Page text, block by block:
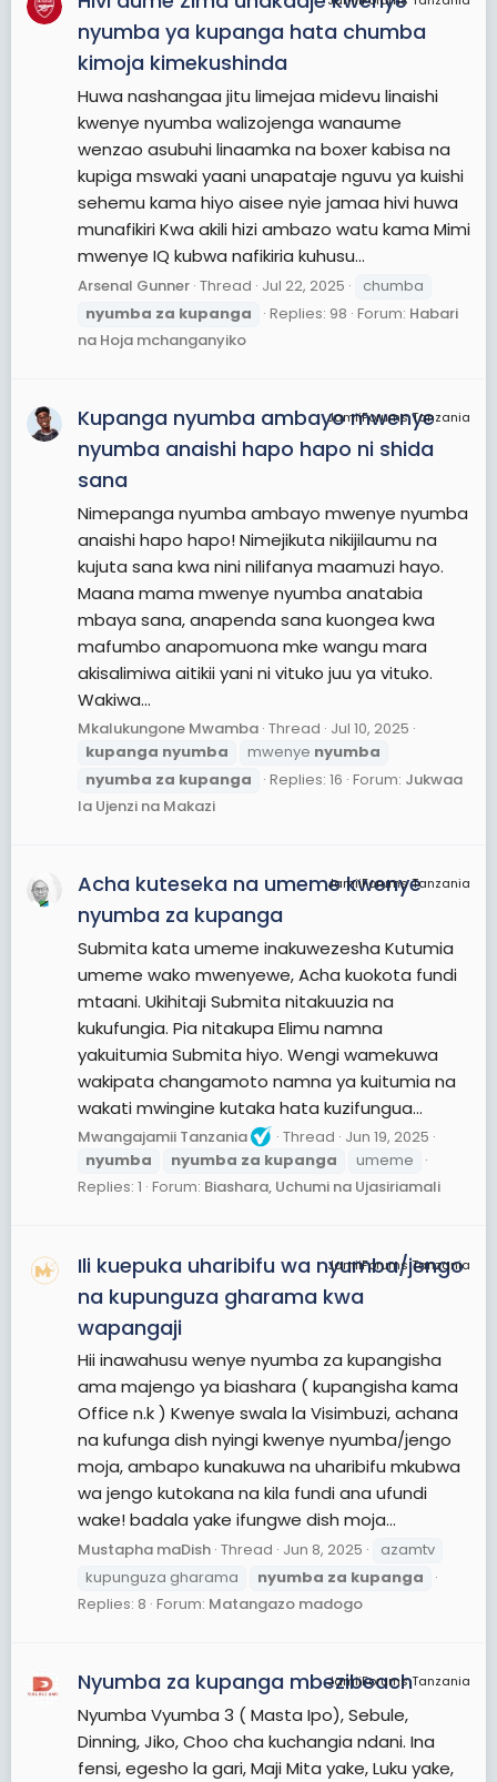
nyumba ya kupanga hata chumba
kimoja kimekushinda
Huwa nashangaa jitu limejaa midevu linaishi
kwenye nyumba walizojenga wanaume
wenzao asubuhi linaamka na boxer kabisa na
kupiga mswaki yaani unapataje nguvu ya kuishi
sehemu kama hiyo aisee nyie jamaa hivi huwa
munafikiri Kwa akili hizi ambazo watu kama Mimi
mwenye IQ kubwa nafikiria kuhusu...
Arsenal Gunner Thread Jul 22, 2025
chumba
nyumba za kupanga Replies: 98 Forum: Habari
na Hoja mchanganyiko
JamiiForums Tanzania
Kupanga nyumba ambayo mwenye
nyumba anaishi hapo hapo ni shida
sana
Nimepanga nyumba ambayo mwenye nyumba
anaishi hapo hapo! Nimejikuta nikijilaumu na
kujuta sana kwa nini nilifanya maamuzi hayo.
Maana mama mwenye nyumba anatabia
mbaya sana, anapenda sana kuongea kwa
mafumbo anapomuona mke wangu mara
akisalimiwa aitikii yani ni vituko juu ya vituko.
Wakiwa...
Mkalukungone Mwamba Thread Jul 10, 2025
kupanga nyumba mwenye nyumba
nyumba za kupanga Replies: 16 Forum: Jukwaa
la Ujenzi na Makazi
JamiiForums Tanzania
Acha kuteseka na umeme kwenye
nyumba za kupanga
Submita kata umeme inakuwezesha Kutumia
umeme wako mwenyewe, Acha kuokota fundi
mtaani. Ukihitaji Submita nitakuuzia na
kukufungia. Pia nitakupa Elimu namna
yakuitumia Submita hiyo. Wengi wamekuwa
wakipata changamoto namna ya kuitumia na
wakati mwingine kutaka hata kuzifungua...
Mwangajamii Tanzania Thread Jun 19, 2025
nyumba
nyumba za kupanga
umeme
Replies: 1 Forum: Biashara, Uchumi na Ujasiriamali
JamiiForums Tanzania
Ili kuepuka uharibifu wa nyumba/jengo
na kupunguza gharama kwa
wapangaji
Hii inawahusu wenye nyumba za kupangisha
ama majengo ya biashara ( kupangisha kama
Office n.k ) Kwenye swala la Visimbuzi, achana
na kufunga dish nyingi kwenye nyumba/jengo
moja, ambapo kunakuwa na uharibifu mkubwa
wa jengo kutokana na kila fundi ana ufundi
wake! badala yake ifungwe dish moja...
Mustapha maDish Thread Jun 8, 2025
azamtv
kupunguza gharama
nyumba za kupanga
Replies: 8 Forum: Matangazo madogo
JamiiForums Tanzania
Nyumba za kupanga mbezibeach
Nyumba Vyumba 3 ( Masta Ipo), Sebule,
Dinning, Jiko, Choo cha kuchangia ndani. Ina
fensi, egesho la gari, Maji Mita yake, Luku yake,